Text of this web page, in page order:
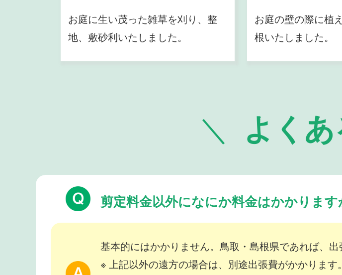
お庭に生い茂った雑草を刈り、整
地、敷砂利いたしました。
お庭の壁の際に植
根いたしました。
よく
剪定料金以外になにか料金はかかります
基本的にはかかりません。鳥取・島根県であれば、出
※ 上記以外の遠方の場合は、別途出張費がかかります。